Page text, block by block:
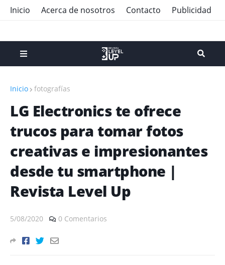
Inicio Acerca de nosotros Contacto Publicidad
Inicio fotografías
LG Electronics te ofrece
trucos para tomar fotos
creativas e impresionantes
desde tu smartphone |
Revista Level Up
5/08/2020 0 Comentarios